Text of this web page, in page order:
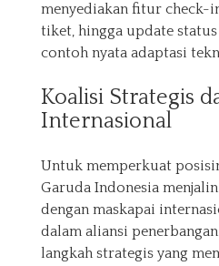
menyediakan fitur check-
tiket, hingga update
contoh nyata adaptasi
Koalisi Strategis
Internasional
Untuk memperkuat
Garuda Indonesia
dengan maskapai
dalam aliansi
langkah strategis yang